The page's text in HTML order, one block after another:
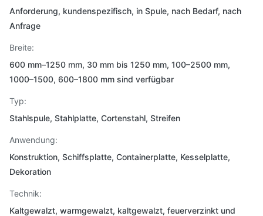
Anforderung, kundenspezifisch, in Spule, nach Bedarf, nach
Anfrage
Breite:
600 mm–1250 mm, 30 mm bis 1250 mm, 100–2500 mm,
1000–1500, 600–1800 mm sind verfügbar
Typ:
Stahlspule, Stahlplatte, Cortenstahl, Streifen
Anwendung:
Konstruktion, Schiffsplatte, Containerplatte, Kesselplatte,
Dekoration
Technik:
Kaltgewalzt, warmgewalzt, kaltgewalzt, feuerverzinkt und